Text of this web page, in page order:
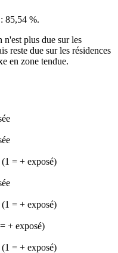
85,54 %.
plus due sur les
reste due sur les résidences
en zone tendue.
(1 = + exposé)
(1 = + exposé)
+ exposé)
(1 = + exposé)